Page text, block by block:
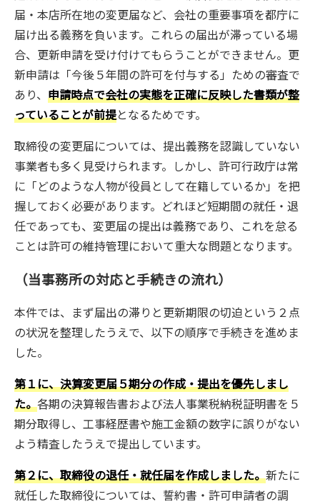
届・本店所在地の変更届など、会社の重要事項を都庁に
届け出る義務を負います。これらの届出が滞っている場
合、更新申請を受け付けてもらうことができません。更
新申請は「今後５年間の許可を付与する」ための審査で
あり、 申請時点で会社の実態を正確に反映した書類が整
っていることが前提となるためです。
取締役の変更届については、提出義務を認識していない
事業者も多く見受けられます。しかし、許可行政庁は常
に「どのような人物が役員として在籍しているか」を把
握しておく必要があります。どれほど短期間の就任・退
任であっても、変更届の提出は義務であり、これを怠る
ことは許可の維持管理において重大な問題となります。
（当事務所の対応と手続きの流れ）
本件では、まず届出の滞りと更新期限の切迫という２点
の状況を整理したうえで、以下の順序で手続きを進めま
した。
第１に、決算変更届５期分の作成・提出を優先しまし
た。各期の決算報告書および法人事業税納税証明書を５
期分取得し、工事経歴書や施工金額の数字に誤りがない
よう精査したうえで提出しています。
第２に、取締役の退任・就任届を作成しました。新たに
就任した取締役については、誓約書・許可申請者の調